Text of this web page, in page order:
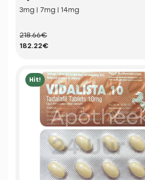
3mg | 7mg | 14mg
218.66€
182.22€
Hit!